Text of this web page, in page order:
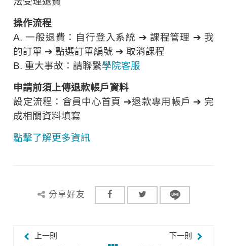
操作流程
A. 一般退費：自行登入系統 ➔ 課程管理 ➔ 我
的訂單 ➔ 點選訂單編號 ➔ 取消課程
B. 重大事故：請聯繫學院客服
申請前須上傳退款帳戶資料
設定流程：會員中心首頁 ➔退款專用帳戶 ➔ 完
成相關資料填寫
點擊了解更多資訊
分享好友
上一則
下一則